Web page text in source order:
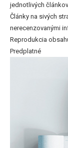
jednotlivých
Články na sivých
nerecenzovanými
Reprodukcia
Predplatné